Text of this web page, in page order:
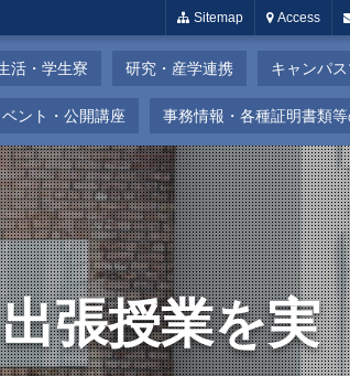
Sitemap Access
活・学生寮 研究・産学連携 キャンパ
ベント・公開講座 事務情報・各種証明書類
張授業を実